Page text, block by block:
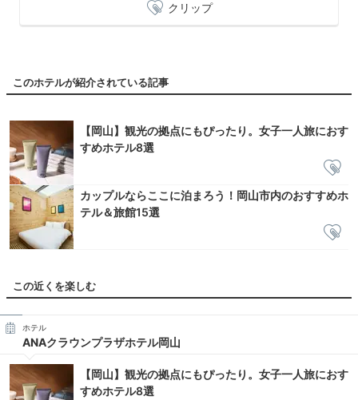
クリップ
このホテルが紹介されている記事
【岡山】観光の拠点にもぴったり。女子一人旅におす
すめホテル8選
カップルならここに泊まろう！岡山市内のおすすめホ
テル＆旅館15選
この近くを楽しむ
ホテル
ANAクラウンプラザホテル岡山
【岡山】観光の拠点にもぴったり。女子一人旅におす
すめホテル8選